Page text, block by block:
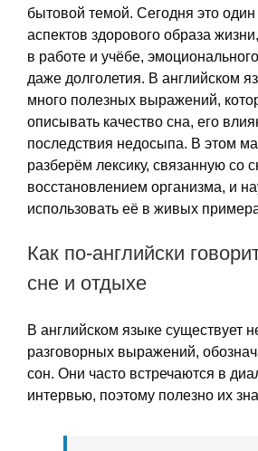
бытовой темой. Сегодня это
аспектов здорового образа
в работе и учёбе,
даже долголетия. В английском
много полезных выражений,
описывать качество сна, его
последствия недосыпа. В этом
разберём лексику, связанную со
восстановлением организма, и
использовать её в живых
Как по-английски
сне и отдыхе
В английском языке существует
разговорных выражений,
сон. Они часто встречаются в
интервью, поэтому полезно их